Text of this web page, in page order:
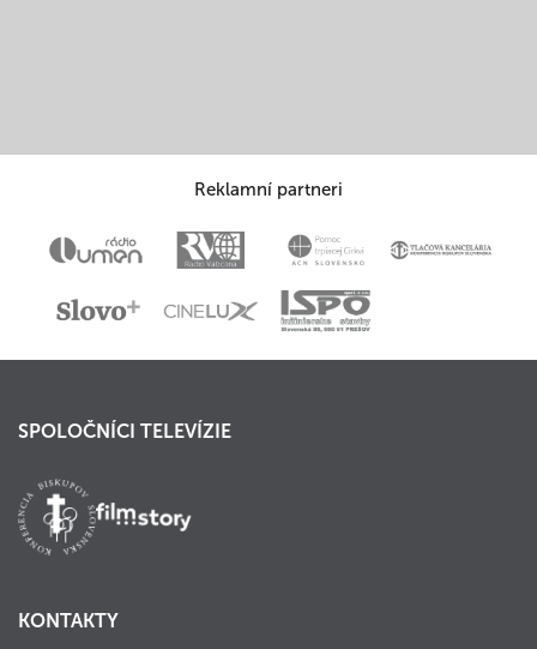
Reklamní partneri
SPOLOČNÍCI TELEVÍZIE
KONTAKTY